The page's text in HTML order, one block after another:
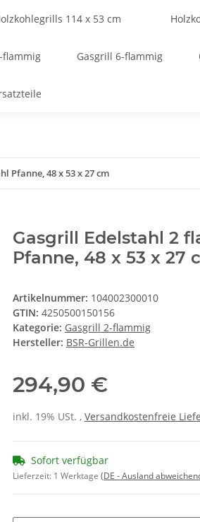
114 x 53 cm
flammig Gasgrill 6-flammig
Pfanne, 48 x 53 x 27 cm
Gasgrill Edelstahl 2
Pfanne, 48 x 53 x 27
Artikelnummer: 104002300010
GTIN: 4250500150156
Kategorie: Gasgrill 2-flammig
Hersteller: BSR-Grillen.de
294,90 €
inkl. 19% USt. , Versandkostenfreie
Sofort verfügbar
Lieferzeit: 1 Werktage (DE - Ausland